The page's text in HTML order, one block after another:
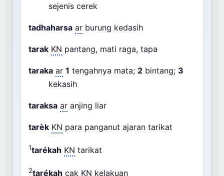
sejenis cerek
tadhaharsa ar burung kedasih
tarak KN pantang, mati raga, tapa
taraka ar 1 tengahnya mata; 2 bintang; 3
kekasih
taraksa ar anjing liar
tarèk KN para panganut ajaran tarikat
1tarékah KN tarikat
2tarékah cak KN kelakuan